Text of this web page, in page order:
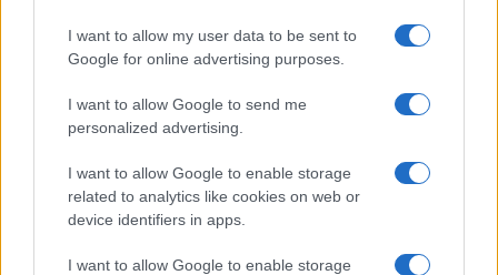
I want to allow my user data to be sent to
Google for online advertising purposes.
I want to allow Google to send me
personalized advertising.
I want to allow Google to enable storage
related to analytics like cookies on web or
device identifiers in apps.
I want to allow Google to enable storage
Χρηματοδότηση 8 εκατ.
ενημέρωσης- Ξεκίνησε το
πενταετές πρόγραμμα
ενίσχυσης του Τύπου
Metlen: Ρεκόρ EBITDA στο
α' εξάμηνο, στα 550 εκατ.
ευρώ – Καθαρά κέρδη 313
Η Chery επενδύει 75 εκατ. δολάρια στην KG Mobility